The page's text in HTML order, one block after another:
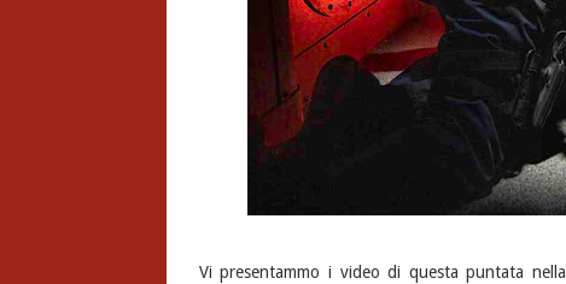
Vi presentammo i video di questa puntata nella